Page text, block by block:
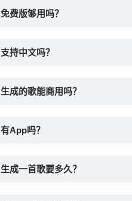
免费版够用吗？
支持中文吗？
生成的歌能商用吗？
有App吗？
生成一首歌要多久？